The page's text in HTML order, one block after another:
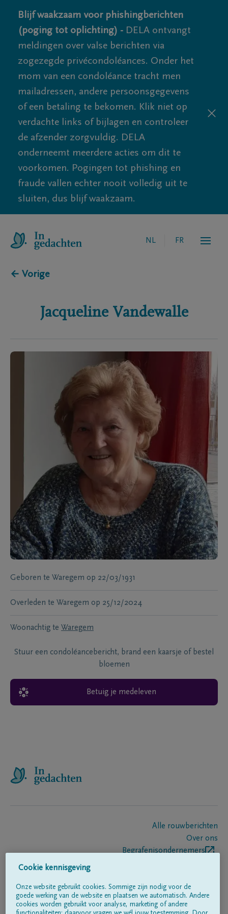
Blijf waakzaam voor phishingberichten
(poging tot oplichting) - DELA ontvangt
meldingen over valse berichten via
zogezegde privécondoléances. Onder het
mom van een condoléance tracht men
mailadressen, andere persoonsgegevens
of een betaling te bekomen. Klik niet op
verdachte links of bijlagen en controleer
de afzender zorgvuldig. DELA
onderneemt meerdere acties om dit te
voorkomen. Pogingen tot phishing en
fraude vallen echter nooit volledig uit te
sluiten, dus blijf waakzaam.
NL FR
← Vorige
Jacqueline Vandewalle
Geboren te Waregem op 22/03/1931
Overleden te Waregem op 25/12/2024
Woonachtig te Waregem
Stuur een condoléancebericht, brand een kaarsje of bestel
bloemen
Betuig je medeleven
Alle rouwberichten
Over ons
Begrafenisondernemers
Volg ons op
Cookie kennisgeving
Onze website gebruikt cookies. Sommige zijn nodig voor de
goede werking van de website en plaatsen we automatisch. Andere
cookies worden gebruikt voor analyse, marketing of andere